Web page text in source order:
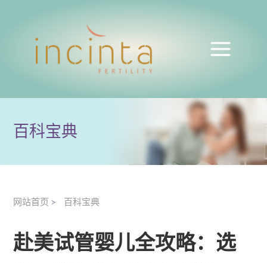
百科宝典
网站首页 > 百科宝典
赴美试管婴儿全攻略：选